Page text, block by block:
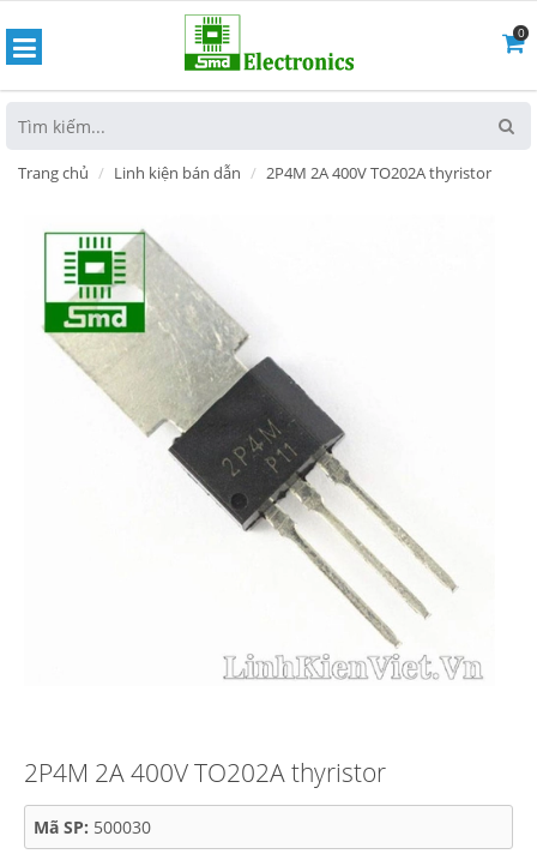
0
Trang chủ Linh kiện bán dẫn 2P4M 2A 400V TO202A thyristor
2P4M 2A 400V TO202A thyristor
Mã SP: 500030